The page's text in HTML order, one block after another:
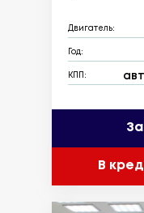
Двигатель:
Год:
КПП:
В